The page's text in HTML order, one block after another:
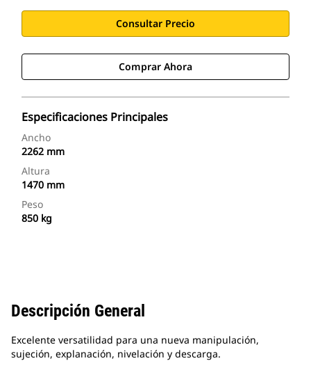
Consultar Precio
Comprar Ahora
Especificaciones Principales
Ancho
2262 mm
Altura
1470 mm
Peso
850 kg
Descripción General
Excelente versatilidad para una nueva manipulación,
sujeción, explanación, nivelación y descarga.